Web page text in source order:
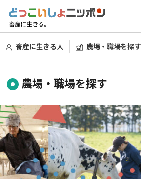
畜産に生きる人 農場・職場を探す
農場・職場を探す